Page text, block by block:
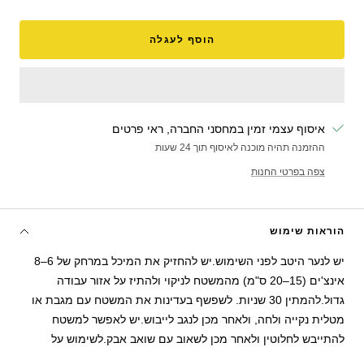
הוסף לעגלה
איסוף עצמי זמין במחסני החברה, ראי פרטים
ההזמנה תהיה מוכנה לאיסוף תוך 24 שעות
צפה בפרטי החנות
הוראות שימוש
יש לנער היטב לפני השימוש.יש להחזיק את המיכל במרחק של 6–8
אינצ'ים (15–20 ס"מ) מהמשטח לניקוי ולהתיז על אזור עבודה
גדול.להמתין 30 שניות. לשפשף בעדינות את המשטח עם מגבת או
מטלית נקייה ולחה, ולאחר מכן לנגב לייבוש.יש לאפשר למשטח
להתייבש לחלוטין ולאחר מכן לשאוב עם שואב אבק.לשימוש על